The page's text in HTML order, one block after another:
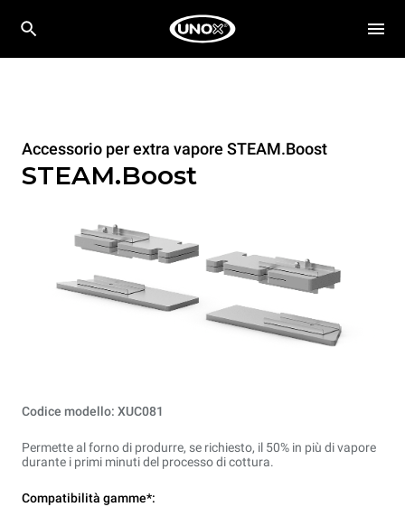
Accessorio per extra vapore STEAM.Boost
STEAM.Boost
Codice modello: XUC081
Permette al forno di produrre, se richiesto, il 50% in più di vapore
durante i primi minuti del processo di cottura.
Compatibilità gamme*: